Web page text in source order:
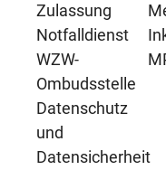
Zulassung
Notfalldienst
WZW-
Ombudsstelle
Datenschutz
und
Datensicherheit